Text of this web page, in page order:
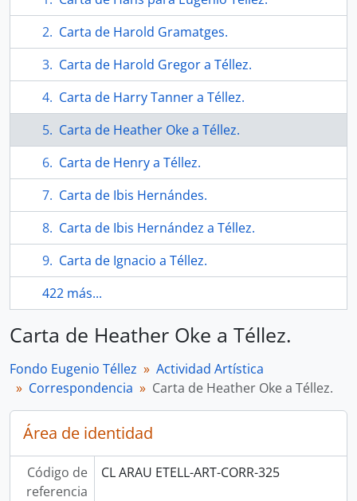
Carta de Harold Gramatges.
Carta de Harold Gregor a Téllez.
Carta de Harry Tanner a Téllez.
Carta de Heather Oke a Téllez.
Carta de Henry a Téllez.
Carta de Ibis Hernándes.
Carta de Ibis Hernández a Téllez.
Carta de Ignacio a Téllez.
422 más...
Carta de Heather Oke a Téllez.
Fondo Eugenio Téllez
Actividad Artística
Correspondencia
Carta de Heather Oke a Téllez.
Área de identidad
Código de
referencia
CL ARAU ETELL-ART-CORR-325